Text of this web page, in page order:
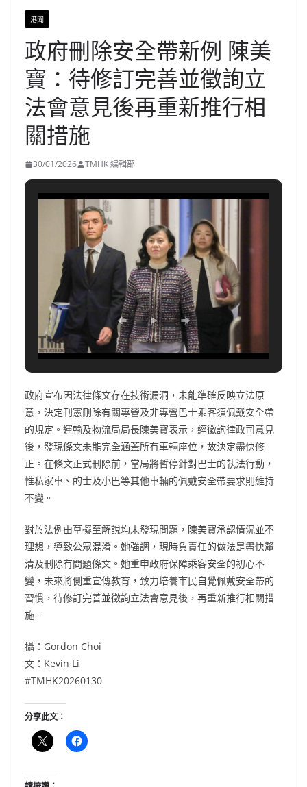
港聞
政府刪除安全帶新例 陳美
寶：待修訂完善並徵詢立
法會意見後再重新推行相
關措施
30/01/2026 TMHK 編輯部
政府宣布因法律條文存在技術漏洞，未能準確反映立法原
意，決定刊憲刪除有關專營及非專營巴士乘客須佩戴安全帶
的規定。運輸及物流局局長陳美寶表示，經徵詢律政司意見
後，發現條文未能完全涵蓋所有車輛座位，故決定盡快修
正。在條文正式刪除前，當局將暫停針對巴士的執法行動，
惟私家車、的士及小巴等其他車輛的佩戴安全帶要求則維持
不變。
對於法例由草擬至解說均未發現問題，陳美寶承認情況並不
理想，導致公眾混淆。她強調，現時負責任的做法是盡快釐
清及刪除有問題條文。她重申政府保障乘客安全的初心不
變，未來將側重宣傳教育，致力培養市民自覺佩戴安全帶的
習慣，待修訂完善並徵詢立法會意見後，再重新推行相關措
施。
攝：Gordon Choi
文：Kevin Li
#TMHK20260130
分享此文：